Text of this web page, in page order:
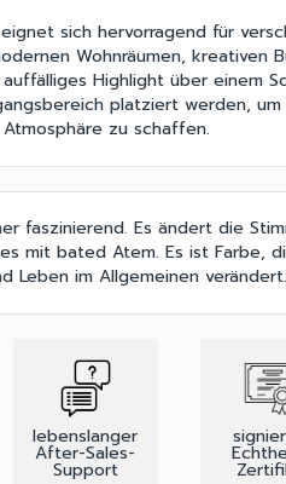
sich hervorragend für
Wohnräumen, kreativen
auffälliges Highlight über einem
platziert werden,
zu schaffen.
faszinierend. Es ändert die
mit bated Atem. Es ist Farbe,
Leben im Allgemeinen verändert.
lebenslanger
After-Sales-
Support